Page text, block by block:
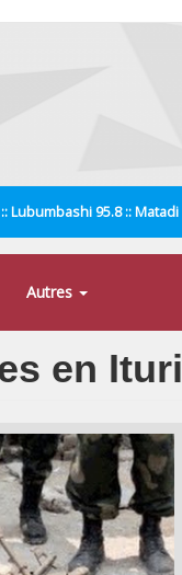
Lubumbashi 95.8 ::
Autres
en